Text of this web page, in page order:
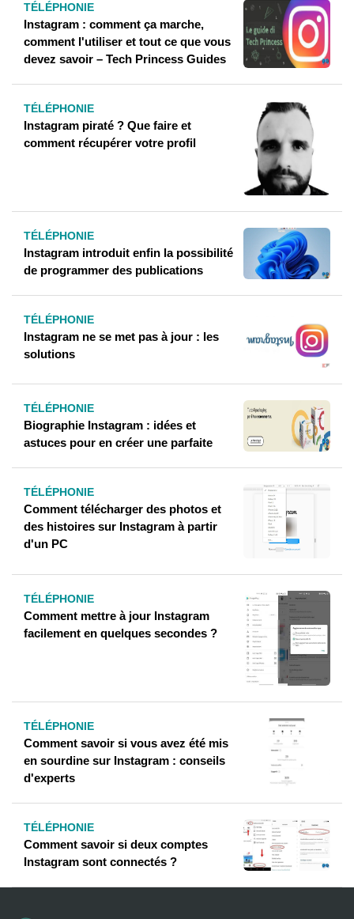
TÉLÉPHONIE
Instagram : comment ça marche,
comment l'utiliser et tout ce que vous
devez savoir – Tech Princess Guides
TÉLÉPHONIE
Instagram piraté ? Que faire et
comment récupérer votre profil
TÉLÉPHONIE
Instagram introduit enfin la possibilité
de programmer des publications
TÉLÉPHONIE
Instagram ne se met pas à jour : les
solutions
TÉLÉPHONIE
Biographie Instagram : idées et
astuces pour en créer une parfaite
TÉLÉPHONIE
Comment télécharger des photos et
des histoires sur Instagram à partir
d'un PC
TÉLÉPHONIE
Comment mettre à jour Instagram
facilement en quelques secondes ?
TÉLÉPHONIE
Comment savoir si vous avez été mis
en sourdine sur Instagram : conseils
d'experts
TÉLÉPHONIE
Comment savoir si deux comptes
Instagram sont connectés ?